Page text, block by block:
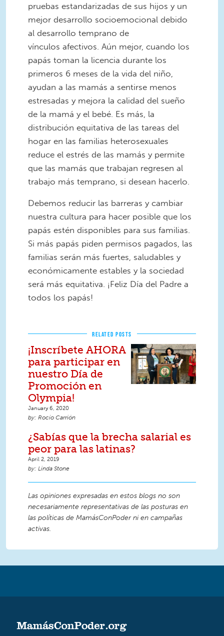
pruebas estandarizadas de sus hijos y un
mejor desarrollo socioemocional debido
al desarrollo temprano de
vínculos afectivos. Aún mejor, cuando los
papás toman la licencia durante los
primeros 6 meses de la vida del niño,
ayudan a las mamás a sentirse menos
estresadas y mejora la calidad del sueño
de la mamá y el bebé. Es más, la
distribución equitativa de las tareas del
hogar en las familias heterosexuales
reduce el estrés de las mamás y permite
que las mamás que trabajan regresen al
trabajo más temprano, si desean hacerlo.
Debemos reducir las barreras y cambiar
nuestra cultura para hacer posible que los
papás estén disponibles para sus familias.
Si más papás piden permisos pagados, las
familias serán más fuertes, saludables y
económicamente estables y la sociedad
será más equitativa. ¡Feliz Día del Padre a
todos los papás!
RELATED POSTS
¡Inscríbete AHORA
para participar en
nuestro Día de
Promoción en
Olympia!
January 6, 2020
Rocío Carrión
¿Sabías que la brecha salarial es
peor para las latinas?
April 2, 2019
Linda Stone
Las opiniones expresadas en estos blogs no son
necesariamente representativas de las posturas en
las políticas de MamásConPoder ni en campañas
activas.